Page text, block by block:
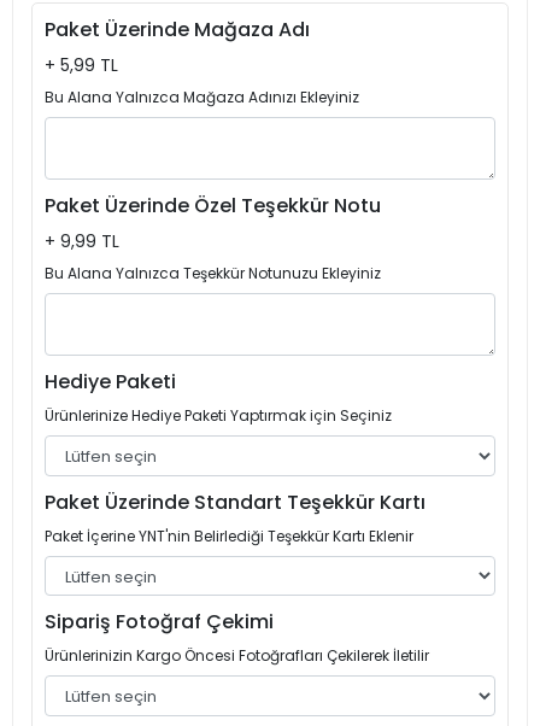
Paket Üzerinde Mağaza Adı
+ 5,99 TL
Bu Alana Yalnızca Mağaza Adınızı Ekleyiniz
Paket Üzerinde Özel Teşekkür Notu
+ 9,99 TL
Bu Alana Yalnızca Teşekkür Notunuzu Ekleyiniz
Hediye Paketi
Ürünlerinize Hediye Paketi Yaptırmak için Seçiniz
Paket Üzerinde Standart Teşekkür Kartı
Paket İçerine YNT'nin Belirlediği Teşekkür Kartı Eklenir
Sipariş Fotoğraf Çekimi
Ürünlerinizin Kargo Öncesi Fotoğrafları Çekilerek İletilir